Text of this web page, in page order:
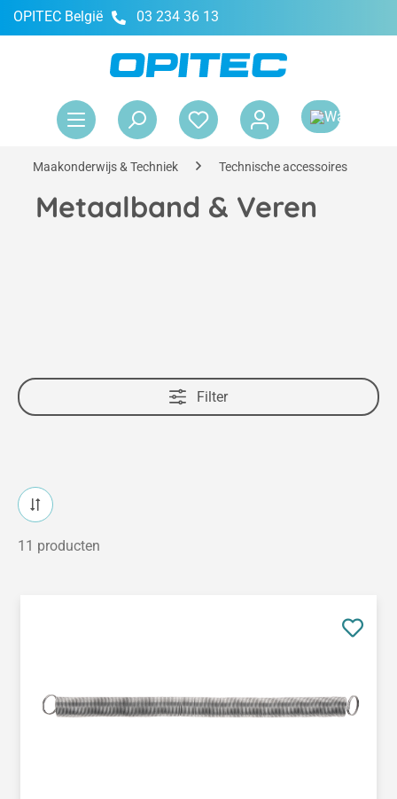
OPITEC België 03 234 36 13
Maakonderwijs & Techniek Technische accessoires
Metaalband & Veren
Filter
11 producten